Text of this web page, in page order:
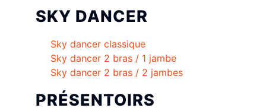
SKY DANCER
Sky dancer classique
Sky dancer 2 bras / 1 jambe
Sky dancer 2 bras / 2 jambes
PRÉSENTOIRS